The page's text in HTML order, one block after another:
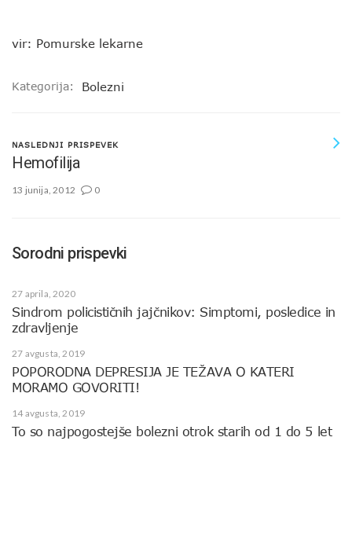
vir: Pomurske lekarne
Kategorija: Bolezni
NASLEDNJI PRISPEVEK
Hemofilija
13 junija, 2012 0
Sorodni prispevki
27 aprila, 2020
Sindrom policističnih jajčnikov: Simptomi, posledice in
zdravljenje
27 avgusta, 2019
POPORODNA DEPRESIJA JE TEŽAVA O KATERI
MORAMO GOVORITI!
14 avgusta, 2019
To so najpogostejše bolezni otrok starih od 1 do 5 let